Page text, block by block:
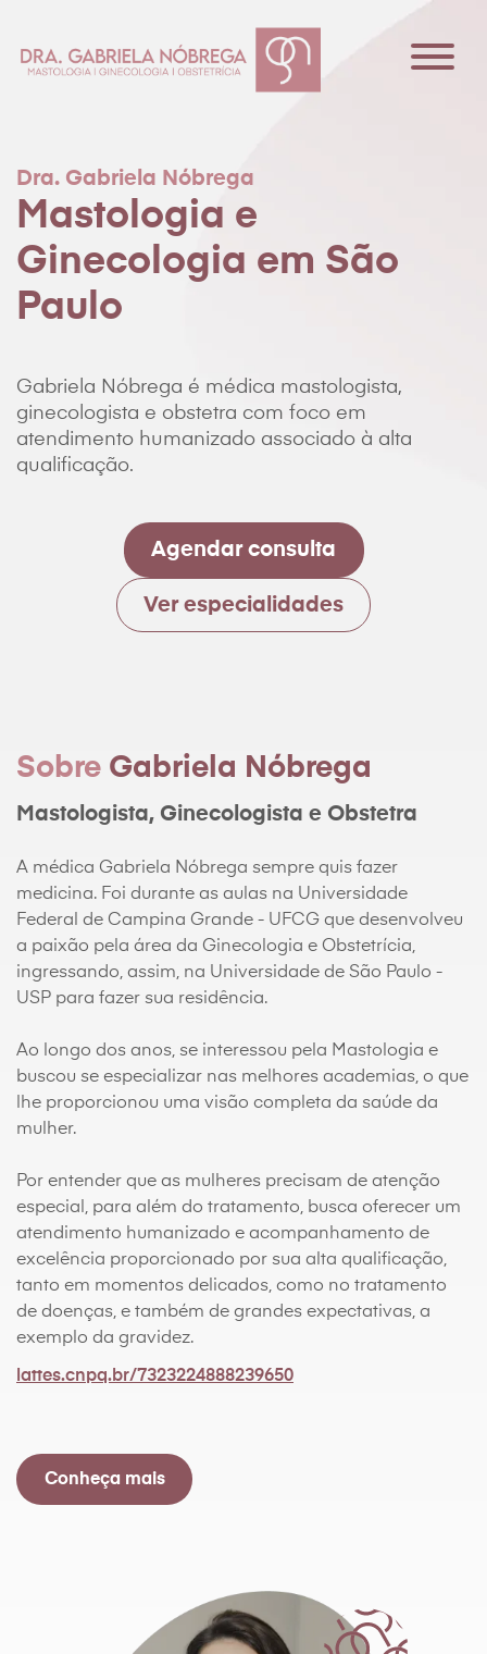
Contato
Agendar consulta
Dra. Gabriela Nóbrega
Mastologia e
Ginecologia em São
Paulo
Gabriela Nóbrega é médica mastologista,
ginecologista e obstetra com foco em
atendimento humanizado associado à alta
qualificação.
Agendar consulta
Ver especialidades
Sobre Gabriela Nóbrega
Mastologista, Ginecologista e Obstetra
A médica Gabriela Nóbrega sempre quis fazer
medicina. Foi durante as aulas na Universidade
Federal de Campina Grande - UFCG que desenvolveu
a paixão pela área da Ginecologia e Obstetrícia,
ingressando, assim, na Universidade de São Paulo -
USP para fazer sua residência.
Ao longo dos anos, se interessou pela Mastologia e
buscou se especializar nas melhores academias, o que
lhe proporcionou uma visão completa da saúde da
mulher.
Por entender que as mulheres precisam de atenção
especial, para além do tratamento, busca oferecer um
atendimento humanizado e acompanhamento de
excelência proporcionado por sua alta qualificação,
tanto em momentos delicados, como no tratamento
de doenças, e também de grandes expectativas, a
exemplo da gravidez.
lattes.cnpq.br/7323224888239650
Conheça mais